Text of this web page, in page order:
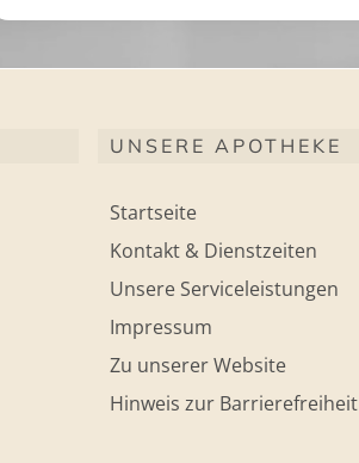
UNSERE APOTHEKE
Startseite
Kontakt & Dienstzeiten
Unsere Serviceleistungen
Impressum
Zu unserer Website
Hinweis zur Barrierefreiheit